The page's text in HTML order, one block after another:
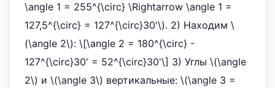
\angle 1 = 255^{\circ} \Rightarrow \angle 1 =
127,5^{\circ} = 127^{\circ}30'\). 2) Находим \
(\angle 2\): \[\angle 2 = 180^{\circ} -
127^{\circ}30' = 52^{\circ}30'\] 3) Углы \(\angle
2\) и \(\angle 3\) вертикальные: \(\angle 3 =